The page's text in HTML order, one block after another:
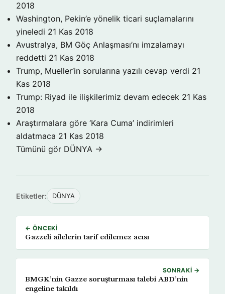
2018
Washington, Pekin’e yönelik ticari suçlamalarını
yineledi 21 Kas 2018
Avustralya, BM Göç Anlaşması’nı imzalamayı
reddetti 21 Kas 2018
Trump, Mueller’in sorularına yazılı cevap verdi 21
Kas 2018
Trump: Riyad ile ilişkilerimiz devam edecek 21 Kas
2018
Araştırmalara göre ‘Kara Cuma’ indirimleri
aldatmaca 21 Kas 2018
Tümünü gör DÜNYA →
Etiketler: DÜNYA
← ÖNCEKI
Gazzeli ailelerin tarif edilemez acısı
SONRAKI →
BMGK’nin Gazze soruşturması talebi ABD’nin
engeline takıldı